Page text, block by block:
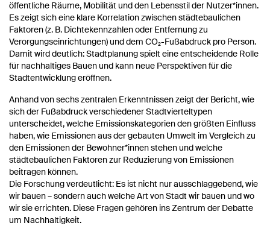
öffentliche Räume, Mobilität und den Lebensstil der Nutzer*innen.
Es zeigt sich eine klare Korrelation zwischen städtebaulichen
Faktoren (z. B. Dichtekennzahlen oder Entfernung zu
Verorgungseinrichtungen) und dem CO₂-Fußabdruck pro Person.
Damit wird deutlich: Stadtplanung spielt eine entscheidende Rolle
für nachhaltiges Bauen und kann neue Perspektiven für die
Stadtentwicklung eröffnen.
Anhand von sechs zentralen Erkenntnissen zeigt der Bericht, wie
sich der Fußabdruck verschiedener Stadtvierteltypen
unterscheidet, welche Emissionskategorien den größten Einfluss
haben, wie Emissionen aus der gebauten Umwelt im Vergleich zu
den Emissionen der Bewohner*innen stehen und welche
städtebaulichen Faktoren zur Reduzierung von Emissionen
beitragen können.
Die Forschung verdeutlicht: Es ist nicht nur ausschlaggebend, wie
wir bauen – sondern auch welche Art von Stadt wir bauen und wo
wir sie errichten. Diese Fragen gehören ins Zentrum der Debatte
um Nachhaltigkeit.